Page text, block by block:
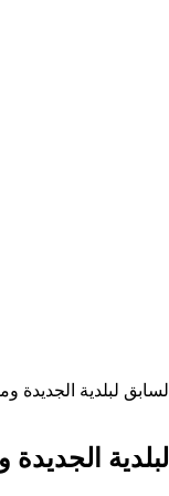
لبلدية الجديدة